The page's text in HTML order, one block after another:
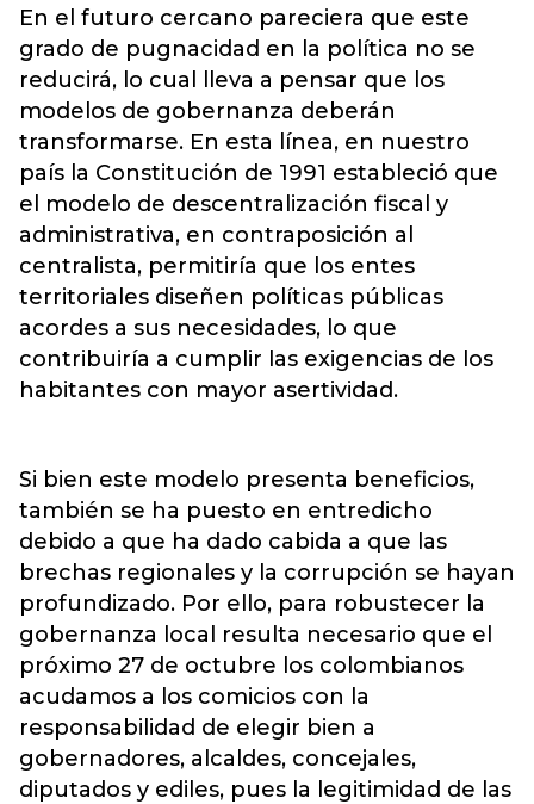
En el futuro cercano pareciera que este
grado de pugnacidad en la política no se
reducirá, lo cual lleva a pensar que los
modelos de gobernanza deberán
transformarse. En esta línea, en nuestro
país la Constitución de 1991 estableció que
el modelo de descentralización fiscal y
administrativa, en contraposición al
centralista, permitiría que los entes
territoriales diseñen políticas públicas
acordes a sus necesidades, lo que
contribuiría a cumplir las exigencias de los
habitantes con mayor asertividad.
Si bien este modelo presenta beneficios,
también se ha puesto en entredicho
debido a que ha dado cabida a que las
brechas regionales y la corrupción se hayan
profundizado. Por ello, para robustecer la
gobernanza local resulta necesario que el
próximo 27 de octubre los colombianos
acudamos a los comicios con la
responsabilidad de elegir bien a
gobernadores, alcaldes, concejales,
diputados y ediles, pues la legitimidad de las